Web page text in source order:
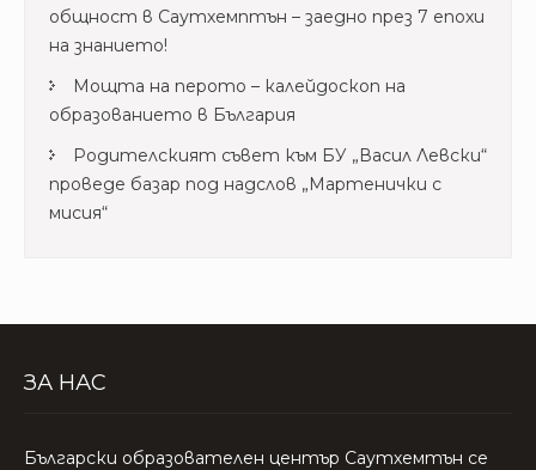
общност в Саутхемптън – заедно през 7 епохи
на знанието!
Мощта на перото – калейдоскоп на
образованието в България
Родителският съвет към БУ „Васил Левски“
проведе базар под надслов „Мартенички с
мисия“
ЗА НАС
Български образователен център Саутхемтън се